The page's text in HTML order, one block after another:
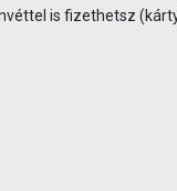
is fizethetsz